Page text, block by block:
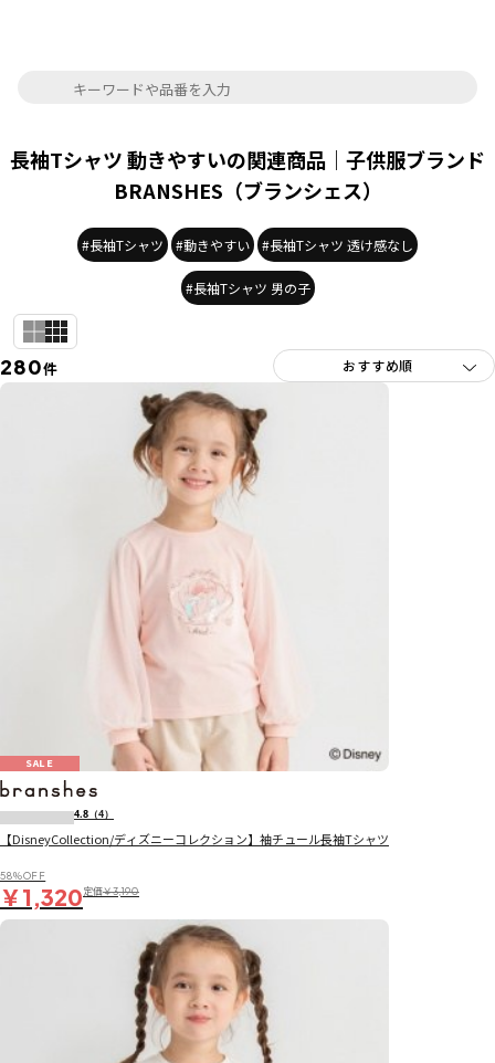
長袖Tシャツ 動きやすいの関連商品｜子供服ブランド
BRANSHES（ブランシェス）
#長袖Tシャツ #動きやすい #長袖Tシャツ 透け感なし
#長袖Tシャツ 男の子
280件
SALE
4.8 （4）
【DisneyCollection/ディズニーコレクション】袖チュール長袖Tシャツ
58％OFF
￥1,320定価￥3,190